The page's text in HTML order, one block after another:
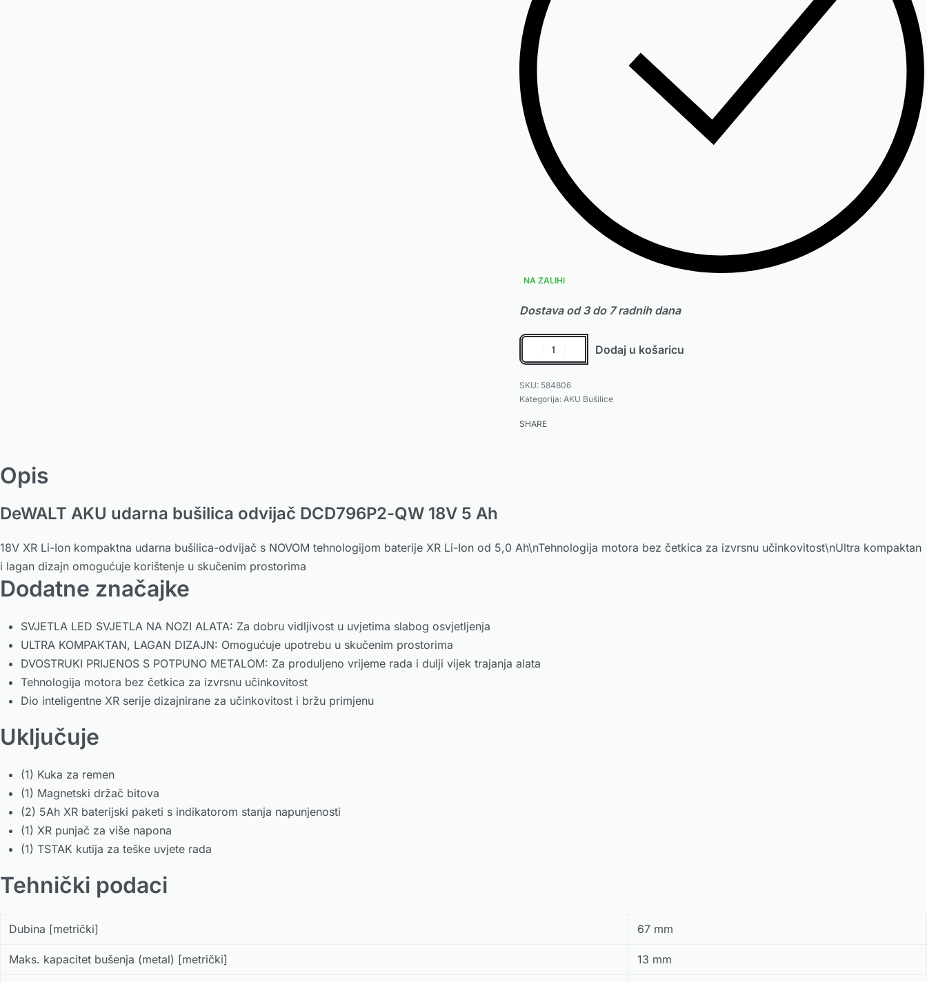
NA ZALIHI
Dostava od 3 do 7 radnih dana
Dodaj u košaricu
584806
Kategorija: AKU Bušilice
SHARE
Opis
DeWALT AKU udarna bušilica odvijač DCD796P2-QW 18V 5 Ah
18V XR Li-Ion kompaktna udarna bušilica-odvijač s NOVOM tehnologijom baterije XR Li-Ion od 5,0 Ah\nTehnologija motora bez četkica za izvrsnu učinkovitost\nUltra kompaktan
i lagan dizajn omogućuje korištenje u skučenim prostorima
Dodatne značajke
SVJETLA LED SVJETLA NA NOZI ALATA: Za dobru vidljivost u uvjetima slabog osvjetljenja
ULTRA KOMPAKTAN, LAGAN DIZAJN: Omogućuje upotrebu u skučenim prostorima
DVOSTRUKI PRIJENOS S POTPUNO METALOM: Za produljeno vrijeme rada i dulji vijek trajanja alata
Tehnologija motora bez četkica za izvrsnu učinkovitost
Dio inteligentne XR serije dizajnirane za učinkovitost i bržu primjenu
Uključuje
(1) Kuka za remen
(1) Magnetski držač bitova
(2) 5Ah XR baterijski paketi s indikatorom stanja napunjenosti
(1) XR punjač za više napona
(1) TSTAK kutija za teške uvjete rada
Tehnički podaci
Dubina [metrički] 67 mm
Maks. kapacitet bušenja (metal) [metrički] 13 mm